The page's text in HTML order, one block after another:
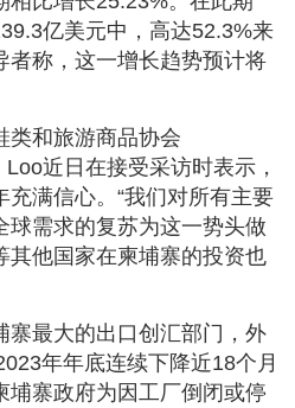
亿美元中，高达52.3%来
者称，这一增长趋势预计将
类和旅游商品协会
Loo近日在接受采访时表示，
满信心。“我们对所有主要
球需求的复苏为这一势头做
其他国家在柬埔寨的投资也
寨最大的出口创汇部门，外
年年底连续下降近18个月
埔寨政府为因工厂倒闭或停